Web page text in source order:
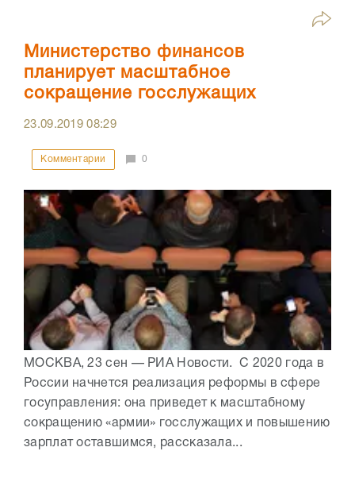
Министерство финансов
планирует масштабное
сокращение госслужащих
23.09.201908:29
Комментарии 0
МОСКВА, 23 сен — РИА Новости. С 2020 года в
России начнется реализация реформы в сфере
госуправления: она приведет к масштабному
сокращению «армии» госслужащих и повышению
зарплат оставшимся, рассказала...